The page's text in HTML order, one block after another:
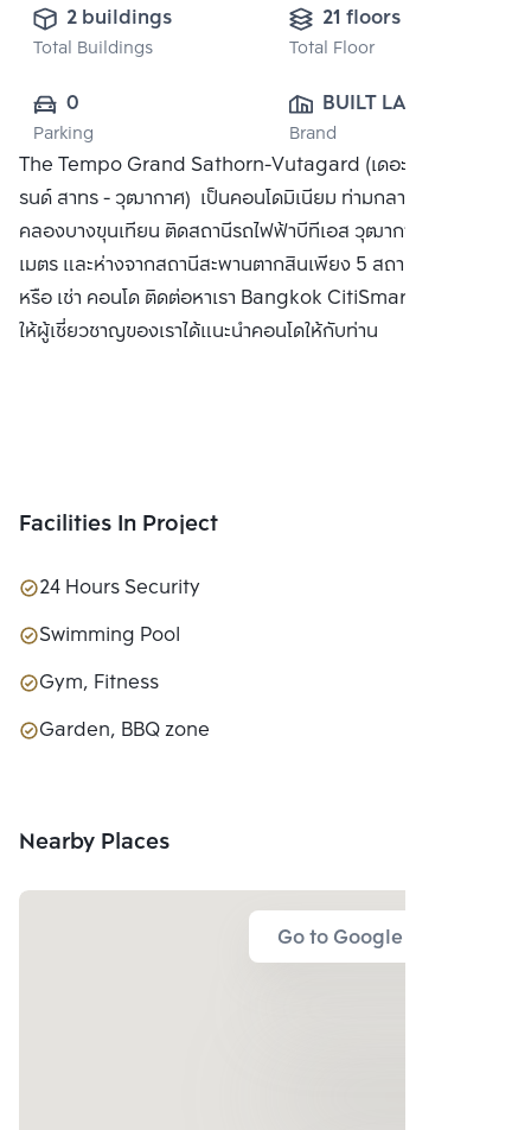
2 buildings
Total Buildings
21 floors
Total Floor
0
Parking
BUILT LAND
PUBLIC CO.,
LTD.
Brand
The Tempo Grand Sathorn-Vutagard (เดอะ เทมโป แก
รนด์ สาทร - วุฒากาศ) เป็นคอนโดมิเนียม ท่ามกลางสวนริม
คลองบางขุนเทียน ติดสถานีรถไฟฟ้าบีทีเอส วุฒากาศเพียง 30
เมตร และห่างจากสถานีสะพานตากสินเพียง 5 สถานี ซื้อ ขาย
หรือ เช่า คอนโด ติดต่อหาเรา Bangkok CitiSmart ได้ทันที เพื่อ
ให้ผู้เชี่ยวชาญของเราได้แนะนำคอนโดให้กับท่าน
Facilities In Project
24 Hours Security
Swimming Pool
Gym, Fitness
Garden, BBQ zone
Nearby Places
Go to Google Map